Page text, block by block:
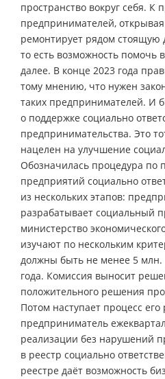
пространство вокруг себя. К
предпринимателей,
ремонтирует рядом стоящую
то есть возможность помочь
далее. В конце 2023 года
тому мнению, что нужен
таких предпринимателей. И
о поддержке социально
предпринимательства. Это
нацелен на улучшение
Обозначилась процедура по
предприятий социально
из нескольких этапов:
разрабатывает социальный
министерство
изучают по нескольким
должны быть не менее 5 млн.
года. Комиссия выносит
положительного решения
Потом наступает процесс
предприниматель
реализации без нарушений
в реестр социально
реестре даёт возможность